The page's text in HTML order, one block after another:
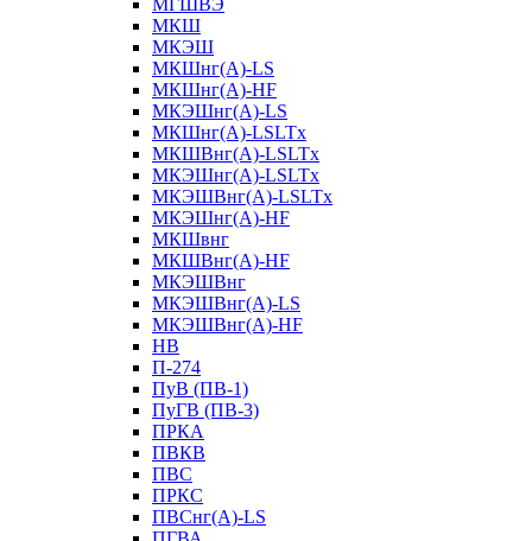
МГШВЭ
МКШ
МКЭШ
МКШнг(А)-LS
МКШнг(А)-HF
МКЭШнг(А)-LS
МКШнг(А)-LSLTx
МКШВнг(A)-LSLTx
МКЭШнг(А)-LSLTx
МКЭШВнг(A)-LSLTx
МКЭШнг(А)-HF
МКШвнг
МКШВнг(А)-HF
МКЭШВнг
МКЭШВнг(А)-LS
МКЭШВнг(А)-HF
НВ
П-274
ПуВ (ПВ-1)
ПуГВ (ПВ-3)
ПРКА
ПВКВ
ПВС
ПРКС
ПВСнг(А)-LS